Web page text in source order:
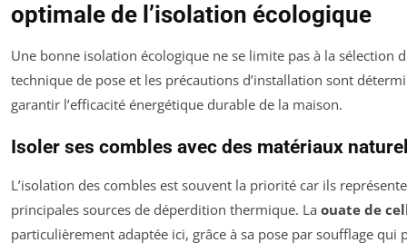
optimale de l’isolation écologique
Une bonne isolation écologique ne se limite pas à la sélection
technique de pose et les précautions d’installation sont
garantir l’efficacité énergétique durable de la maison.
Isoler ses combles avec des matériaux
L’isolation des combles est souvent la priorité car ils
principales sources de déperdition thermique. La ouate de
particulièrement adaptée ici, grâce à sa pose par soufflage qui